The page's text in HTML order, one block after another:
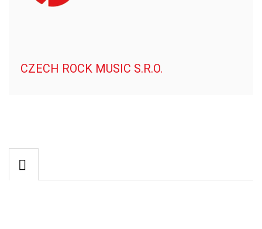
CZECH ROCK MUSIC S.R.O.